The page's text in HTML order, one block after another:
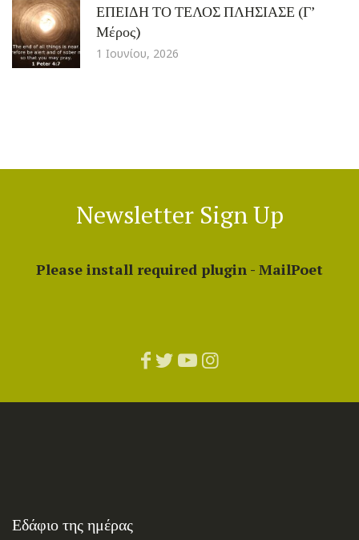
ΕΠΕΙΔΗ ΤΟ ΤΕΛΟΣ ΠΛΗΣΙΑΣΕ (Γ’
Μέρος)
1 Ιουνίου, 2026
Newsletter Sign Up
Please install required plugin - MailPoet
Εδάφιο της ημέρας